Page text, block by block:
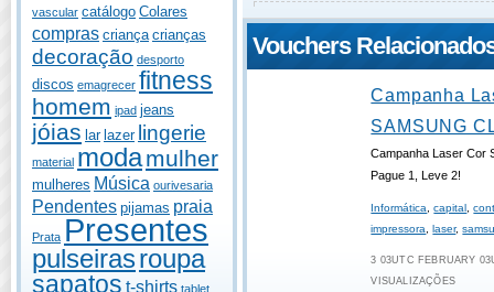
vascular catálogo Colares
compras criança crianças
decoração desporto
discos emagrecer fitness
homem ipad jeans
jóias lar lazer lingerie
material modamulher
mulheres Música ourivesaria
Pendentes pijamas praia
Prata Presentes
pulseirasroupa
sapatos t-shirts tablet
Vouchers
Campanha
SAMSUNG
Campanha Laser Cor
Pague 1, Leve 2!
Informática ,capital ,
impressora
,laser,
3 03UTC FEBRUARY
VISUALIZAÇÕES